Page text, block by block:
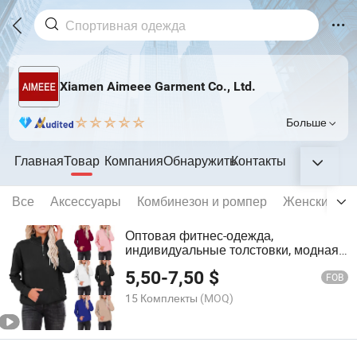
Xiamen Aimeee Garment Co., Ltd.
Больше
ГлавнаяТовар КомпанияОбнаружитьКонтакты
Все Аксессуары Комбинезон и ромпер
Женский
Оптовая фитнес-одежда,
индивидуальные толстовки, модная
пуловеры
5,50-7,50 $ FOB
15 Комплекты (MOQ)